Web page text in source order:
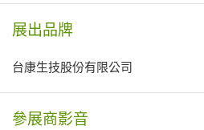
展出品牌
台康生技股份有限公司
參展商影音